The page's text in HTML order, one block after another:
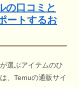
の口コミと
ートするお
選ぶアイテムのひ
、Temuの通販サイ